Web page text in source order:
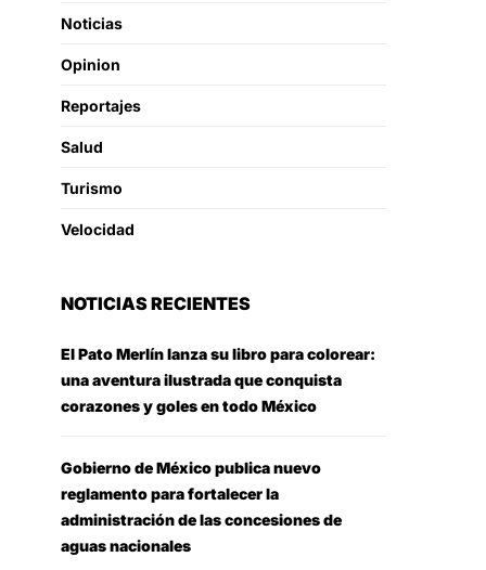
Noticias
Opinion
Reportajes
Salud
Turismo
Velocidad
NOTICIAS RECIENTES
El Pato Merlín lanza su libro para colorear:
una aventura ilustrada que conquista
corazones y goles en todo México
Gobierno de México publica nuevo
reglamento para fortalecer la
administración de las concesiones de
aguas nacionales